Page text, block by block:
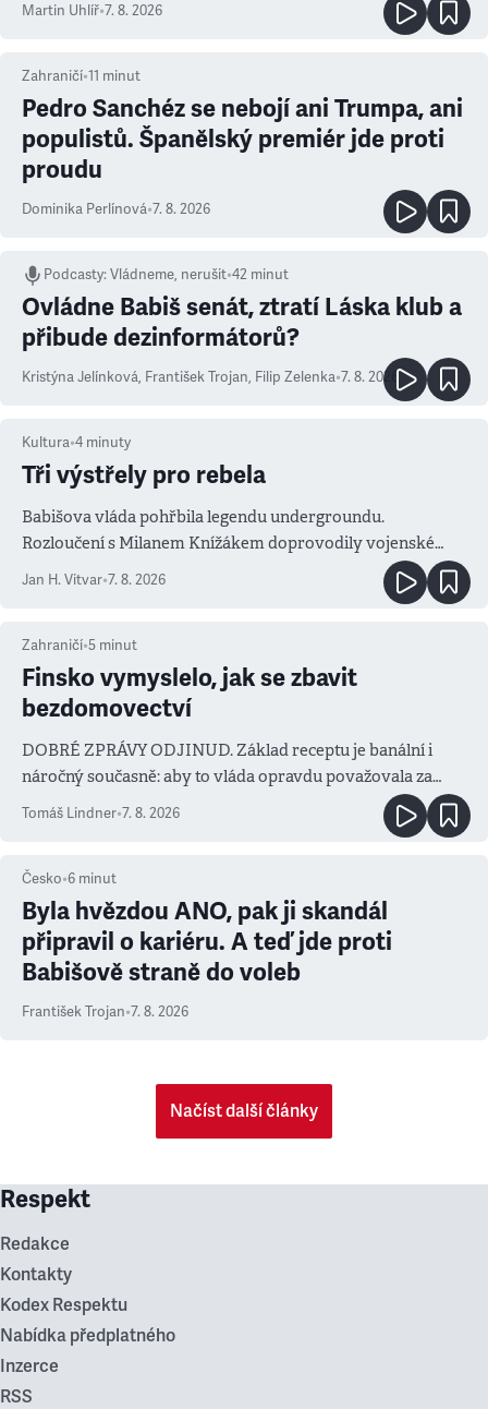
Martin Uhlíř•7. 8. 2026
Zahraničí•11 minut
Pedro Sanchéz se nebojí ani Trumpa, ani
populistů. Španělský premiér jde proti
proudu
Dominika Perlínová•7. 8. 2026
Podcasty:Vládneme, nerušit•42 minut
Ovládne Babiš senát, ztratí Láska klub a
přibude dezinformátorů?
Kristýna Jelínková, František Trojan, Filip Zelenka•7. 8. 2026
Kultura•4 minuty
Tři výstřely pro rebela
Babišova vláda pohřbila legendu undergroundu.
Rozloučení s Milanem Knížákem doprovodily vojenské
Jan H. Vitvar•7. 8. 2026
Zahraničí•5 minut
Finsko vymyslelo, jak se zbavit
bezdomovectví
DOBRÉ ZPRÁVY ODJINUD. Základ receptu je banální i
náročný současně: aby to vláda opravdu považovala za
Tomáš Lindner•7. 8. 2026
Česko•6 minut
Byla hvězdou ANO, pak ji skandál
připravil o kariéru. A teď jde proti
Babišově straně do voleb
František Trojan•7. 8. 2026
Načíst další články
Respekt
Redakce
Kontakty
Kodex Respektu
Nabídka předplatného
Inzerce
RSS